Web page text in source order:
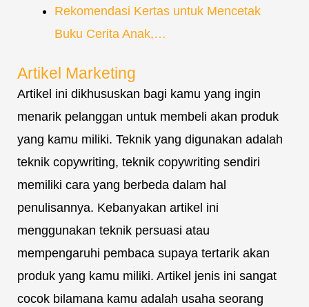
Rekomendasi Kertas untuk Mencetak
Buku Cerita Anak,…
Artikel Marketing
Artikel ini dikhususkan bagi kamu yang ingin
menarik pelanggan untuk membeli akan produk
yang kamu miliki. Teknik yang digunakan adalah
teknik copywriting, teknik copywriting sendiri
memiliki cara yang berbeda dalam hal
penulisannya. Kebanyakan artikel ini
menggunakan teknik persuasi atau
mempengaruhi pembaca supaya tertarik akan
produk yang kamu miliki. Artikel jenis ini sangat
cocok bilamana kamu adalah usaha seorang